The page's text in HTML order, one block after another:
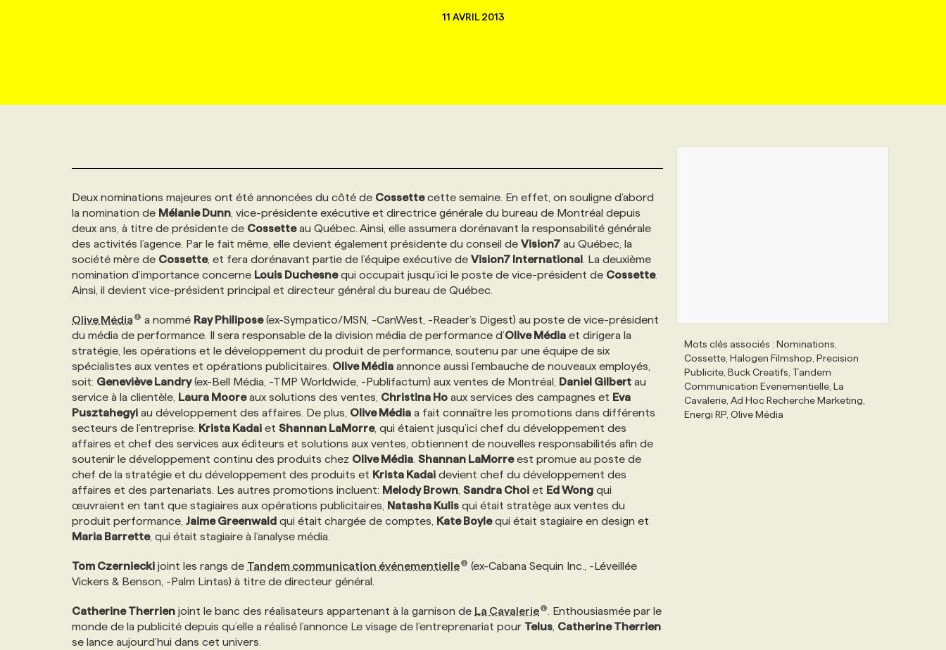
PRIX ET DISTINCTIONS
TENDANCES
GEO/SEO
ÉVÉNEMENTIEL
NOS AUTEUR‧RICES
FAQ
ANNONCEZ AVEC NOUS
FORMATIONS PERSONNALISÉES
NOS FORMATEUR‧RICES
POURQUOI CHOISIR NOS FORMATIONS
NOS TARIFS
PROGRAMMES DE SUBVENTIONS
ANNONCEZ AVEC NOUS
NOS TARIFS
NOS EXPERTISES
ANNONCEZ AVEC NOUS
11 AVRIL 2013
Deux nominations majeures ont été annoncées du côté de Cossettecette semaine. En effet, on souligne d’abord
la nomination de Mélanie Dunn , vice-présidente exécutive et directrice générale du bureau de Montréal depuis
deux ans, à titre de présidente de Cossetteau Québec. Ainsi, elle assumera dorénavant la responsabilité générale
des activités l’agence. Par le fait même, elle devient également présidente du conseil de Vision7 au Québec, la
société mère de Cossette, et fera dorénavant partie de l’équipe exécutive de Vision7 International . La deuxième
nomination d’importance concerne Louis Duchesnequi occupait jusqu’ici le poste de vice-président de Cossette.
Ainsi, il devient vice-président principal et directeur général du bureau de Québec.
Olive Média a nommé Ray Philipose(ex-Sympatico/MSN, -CanWest, -Reader’s Digest) au poste de vice-président
du média de performance. Il sera responsable de la division média de performance d’Olive Média et dirigera la
stratégie, les opérations et le développement du produit de performance, soutenu par une équipe de six
spécialistes aux ventes et opérations publicitaires. Olive Média annonce aussi l’embauche de nouveaux employés,
soit: Geneviève Landry(ex-Bell Média, -TMP Worldwide, -Publifactum) aux ventes de Montréal, Daniel Gilbert au
service à la clientèle, Laura Mooreaux solutions des ventes, Christina Ho aux services des campagnes et Eva
Pusztahegyi au développement des affaires. De plus, Olive Média a fait connaître les promotions dans différents
secteurs de l’entreprise. Krista Kadai et Shannan LaMorre, qui étaient jusqu’ici chef du développement des
affaires et chef des services aux éditeurs et solutions aux ventes, obtiennent de nouvelles responsabilités afin de
soutenir le développement continu des produits chez Olive Média Shannan LaMorreest promue au poste de
chef de la stratégie et du développement des produits et Krista Kadai devient chef du développement des
affaires et des partenariats. Les autres promotions incluent: Melody Brown Sandra Choi et Ed Wong qui
œuvraient en tant que stagiaires aux opérations publicitaires, Natasha Kulis qui était stratège aux ventes du
produit performance, Jaime Greenwald qui était chargée de comptes, Kate Boylequi était stagiaire en design et
Maria Barrette, qui était stagiaire à l’analyse média.
Tom Czerniecki joint les rangs de Tandem communication événementielle
(ex-Cabana Sequin Inc., -Léveillée
Vickers & Benson, -Palm Lintas) à titre de directeur général.
Catherine Therrien joint le banc des réalisateurs appartenant à la garnison de La Cavalerie
. Enthousiasmée par le
monde de la publicité depuis qu’elle a réalisé l’annonce Le visage de l’entreprenariat pour Telus Catherine Therrien
se lance aujourd’hui dans cet univers.
Mots clés associés : Nominations,
Cossette, Halogen Filmshop, Precision
Publicite, Buck Creatifs, Tandem
Communication Evenementielle, La
Cavalerie, Ad Hoc Recherche Marketing,
Energi RP, Olive Média